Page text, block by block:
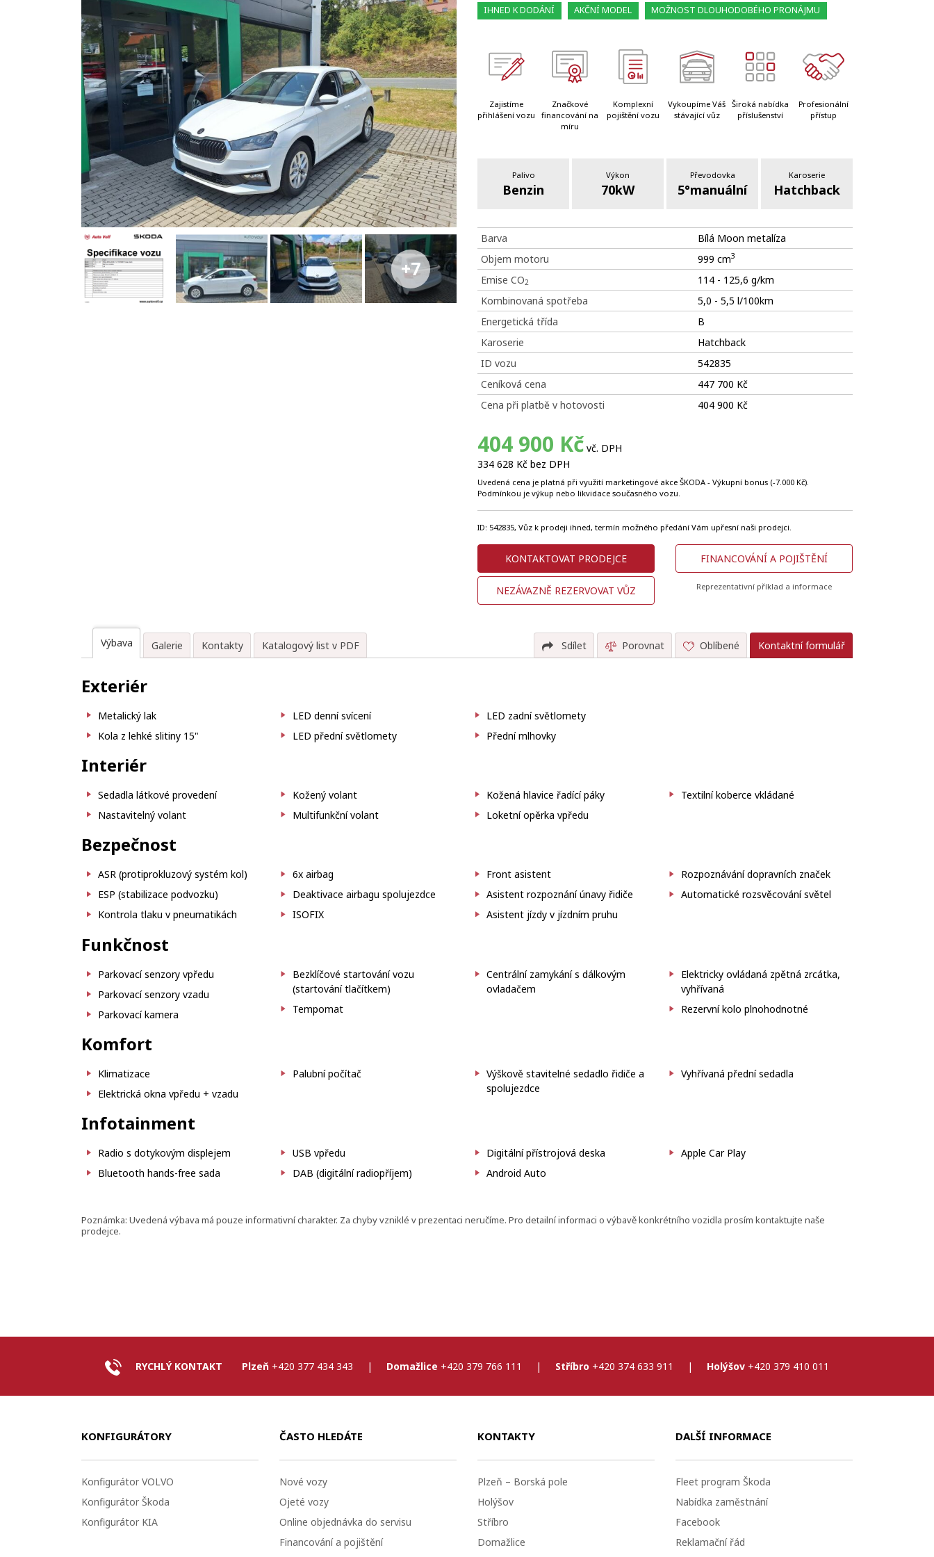
IHNED K DODÁNÍ AKČNÍ MODEL MOŽNOST DLOUHODOBÉHO PRONÁJMU
+7
Zajistíme
přihlášení vozu
Značkové
financování na
míru
Komplexní
pojištění vozu
Vykoupíme Váš
stávající vůz
Široká nabídka
příslušenství
Profesionální
přístup
Palivo
Benzin
Výkon
70kW
Převodovka
5°manuální
Karoserie
Hatchback
Barva
Bílá Moon metalíza
Objem motoru
999 cm3
Emise CO2
114 - 125,6 g/km
Kombinovaná spotřeba
5,0 - 5,5 l/100km
Energetická třída
B
Karoserie
Hatchback
ID vozu
542835
Ceníková cena
447 700 Kč
Cena při platbě v hotovosti
404 900 Kč
404 900 Kč vč. DPH
334 628 Kč bez DPH
Uvedená cena je platná při využití marketingové akce ŠKODA - Výkupní bonus (-7.000 Kč).
Podmínkou je výkup nebo likvidace současného vozu.
ID: 542835, Vůz k prodeji ihned, termín možného předání Vám upřesní naši prodejci.
KONTAKTOVAT PRODEJCE
NEZÁVAZNĚ REZERVOVAT VŮZ
FINANCOVÁNÍ A POJIŠTĚNÍ
Reprezentativní příklad a informace
Výbava Galerie Kontakty Kontaktní formulář
Katalogový list v PDF Oblíbené
Porovnat
Sdílet
Exteriér
Metalický lak
Kola z lehké slitiny 15"
LED denní svícení
LED přední světlomety
LED zadní světlomety
Přední mlhovky
Interiér
Sedadla látkové provedení
Nastavitelný volant
Kožený volant
Multifunkční volant
Kožená hlavice řadící páky
Loketní opěrka vpředu
Textilní koberce vkládané
Bezpečnost
ASR (protiprokluzový systém kol)
ESP (stabilizace podvozku)
Kontrola tlaku v pneumatikách
6x airbag
Deaktivace airbagu spolujezdce
ISOFIX
Front asistent
Asistent rozpoznání únavy řidiče
Asistent jízdy v jízdním pruhu
Rozpoznávání dopravních značek
Automatické rozsvěcování světel
Funkčnost
Parkovací senzory vpředu
Parkovací senzory vzadu
Parkovací kamera
Bezklíčové startování vozu
(startování tlačítkem)
Tempomat
Centrální zamykání s dálkovým
ovladačem
Elektricky ovládaná zpětná zrcátka,
vyhřívaná
Rezervní kolo plnohodnotné
Komfort
Klimatizace
Elektrická okna vpředu + vzadu
Palubní počítač
Výškově stavitelné sedadlo řidiče a
spolujezdce
Vyhřívaná přední sedadla
Infotainment
Radio s dotykovým displejem
Bluetooth hands-free sada
USB vpředu
DAB (digitální radiopříjem)
Digitální přístrojová deska
Android Auto
Apple Car Play
Poznámka: Uvedená výbava má pouze informativní charakter. Za chyby vzniklé v prezentaci neručíme. Pro detailní informaci o výbavě konkrétního vozidla prosím kontaktujte naše
prodejce.
RYCHLÝ KONTAKT Plzeň +420 377 434 343 | Domažlice +420 379 766 111 | Stříbro +420 374 633 911 | Holýšov +420 379 410 011
KONFIGURÁTORY
Konfigurátor VOLVO
Konfigurátor Škoda
Konfigurátor KIA
ČASTO HLEDÁTE
Nové vozy
Ojeté vozy
Online objednávka do servisu
Financování a pojištění
KONTAKTY
Plzeň – Borská pole
Holýšov
Stříbro
Domažlice
DALŠÍ INFORMACE
Fleet program Škoda
Nabídka zaměstnání
Facebook
Reklamační řád